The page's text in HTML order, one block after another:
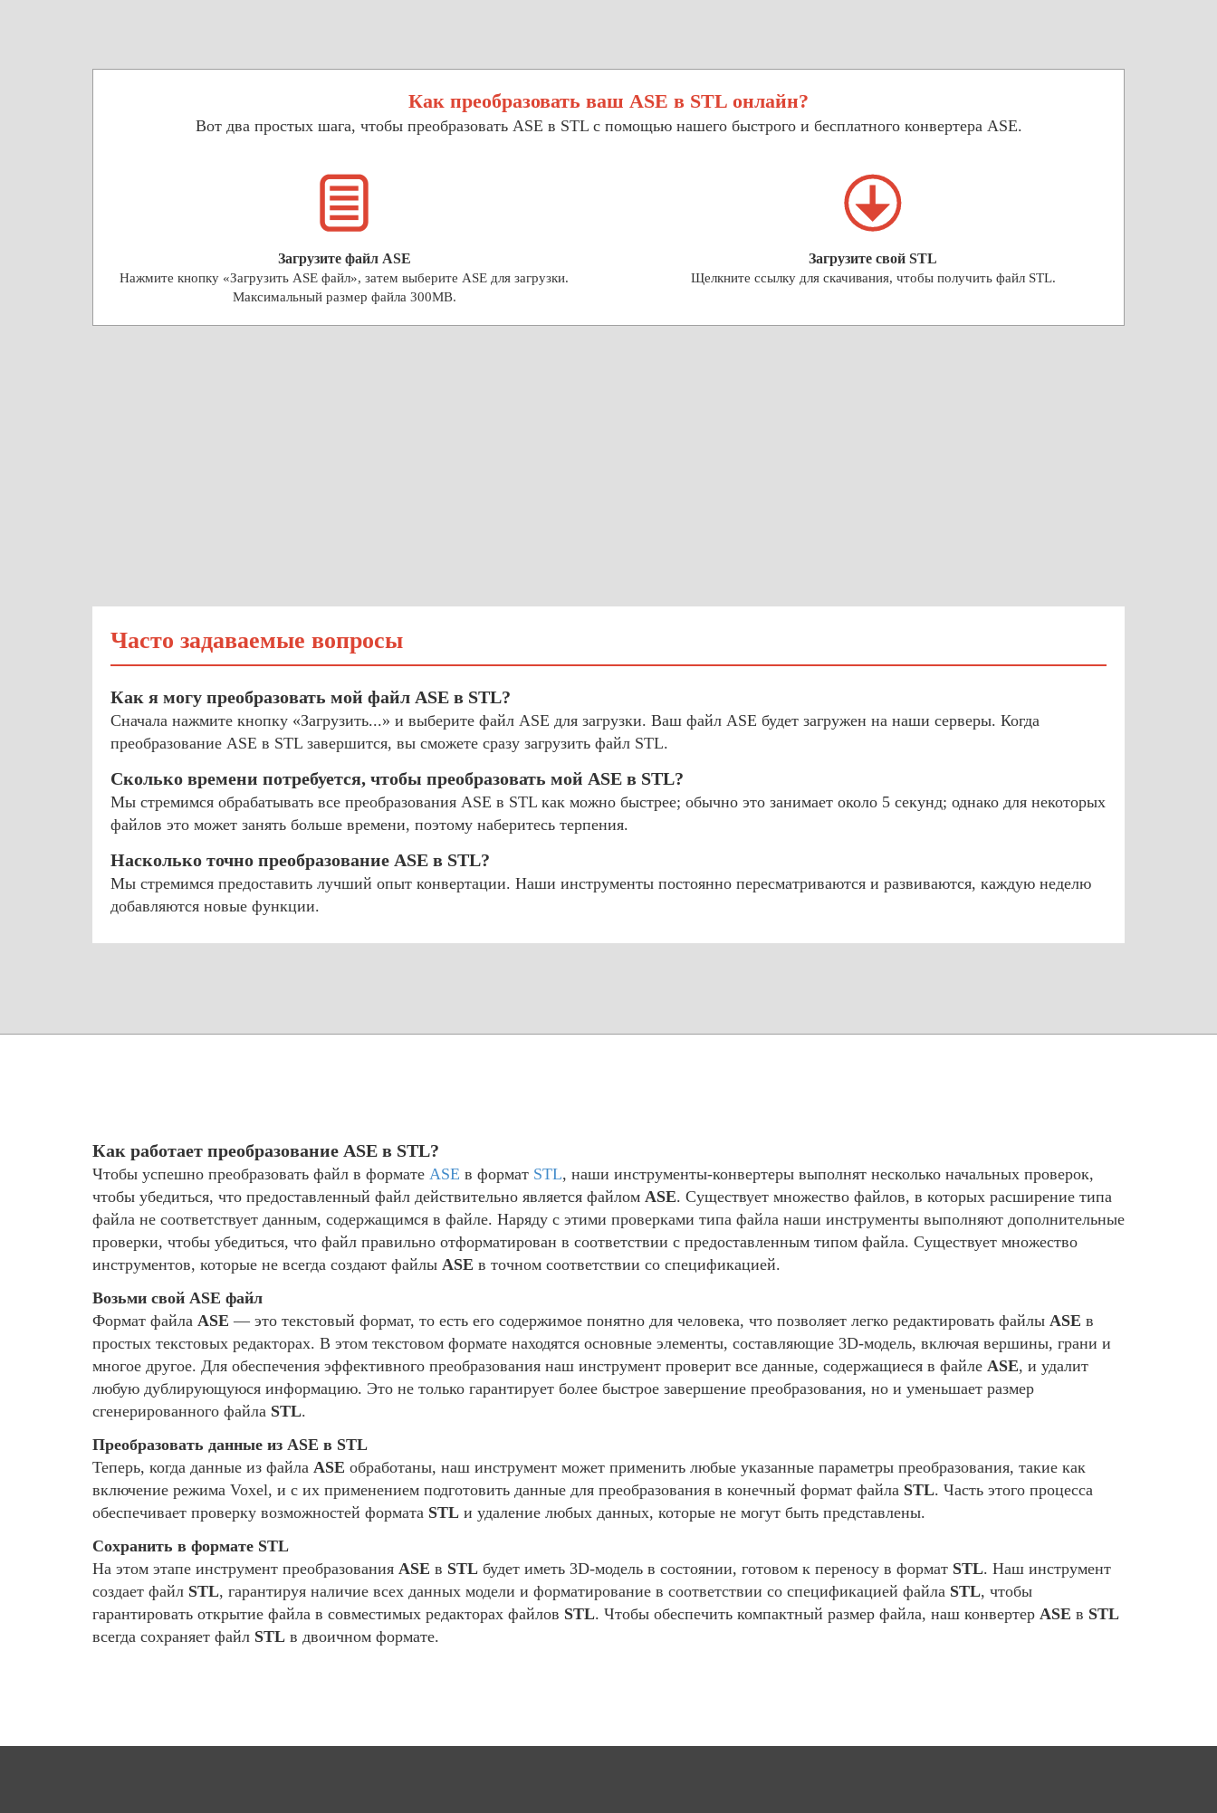
Как преобразовать ваш ASE в STL онлайн?
Вот два простых шага, чтобы преобразовать ASE в STL с помощью нашего быстрого и бесплатного конвертера ASE.
Загрузите файл ASE
Нажмите кнопку «Загрузить ASE файл», затем выберите ASE для загрузки.
Максимальный размер файла 300MB.
Загрузите свой STL
Щелкните ссылку для скачивания, чтобы получить файл STL.
Часто задаваемые вопросы
Как я могу преобразовать мой файл ASE в STL?
Сначала нажмите кнопку «Загрузить...» и выберите файл ASE для загрузки. Ваш файл ASE будет загружен на наши серверы. Когда
преобразование ASE в STL завершится, вы сможете сразу загрузить файл STL.
Сколько времени потребуется, чтобы преобразовать мой ASE в STL?
Мы стремимся обрабатывать все преобразования ASE в STL как можно быстрее; обычно это занимает около 5 секунд; однако для некоторых
файлов это может занять больше времени, поэтому наберитесь терпения.
Насколько точно преобразование ASE в STL?
Мы стремимся предоставить лучший опыт конвертации. Наши инструменты постоянно пересматриваются и развиваются, каждую неделю
добавляются новые функции.
Как работает преобразование ASE в STL?
Чтобы успешно преобразовать файл в формате ASE в формат STL, наши инструменты-конвертеры выполнят несколько начальных проверок,
чтобы убедиться, что предоставленный файл действительно является файлом ASE. Существует множество файлов, в которых расширение типа
файла не соответствует данным, содержащимся в файле. Наряду с этими проверками типа файла наши инструменты выполняют дополнительные
проверки, чтобы убедиться, что файл правильно отформатирован в соответствии с предоставленным типом файла. Существует множество
инструментов, которые не всегда создают файлы ASE в точном соответствии со спецификацией.
Возьми свой ASE файл
Формат файла ASE — это текстовый формат, то есть его содержимое понятно для человека, что позволяет легко редактировать файлы ASE в
простых текстовых редакторах. В этом текстовом формате находятся основные элементы, составляющие 3D-модель, включая вершины, грани и
многое другое. Для обеспечения эффективного преобразования наш инструмент проверит все данные, содержащиеся в файле ASE, и удалит
любую дублирующуюся информацию. Это не только гарантирует более быстрое завершение преобразования, но и уменьшает размер
сгенерированного файла STL.
Преобразовать данные из ASE в STL
Теперь, когда данные из файла ASE обработаны, наш инструмент может применить любые указанные параметры преобразования, такие как
включение режима Voxel, и с их применением подготовить данные для преобразования в конечный формат файла STL. Часть этого процесса
обеспечивает проверку возможностей формата STL и удаление любых данных, которые не могут быть представлены.
Сохранить в формате STL
На этом этапе инструмент преобразования ASE в STL будет иметь 3D-модель в состоянии, готовом к переносу в формат STL. Наш инструмент
создает файл STL, гарантируя наличие всех данных модели и форматирование в соответствии со спецификацией файла STL, чтобы
гарантировать открытие файла в совместимых редакторах файлов STL. Чтобы обеспечить компактный размер файла, наш конвертер ASE в STL
всегда сохраняет файл STL в двоичном формате.